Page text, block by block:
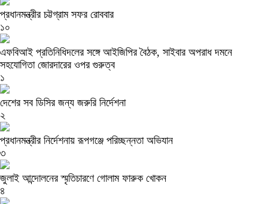
প্রধানমন্ত্রীর চট্টগ্রাম সফর রোববার
১০
এফবিআই প্রতিনিধিদলের সঙ্গে আইজিপির বৈঠক, সাইবার অপরাধ দমনে
সহযোগিতা জোরদারের ওপর গুরুত্ব
১
দেশের সব ডিসির জন্য জরুরি নির্দেশনা
২
প্রধানমন্ত্রীর নির্দেশনায় রূপগঞ্জে পরিচ্ছন্নতা অভিযান
৩
জুলাই আন্দোলনের স্মৃতিচারণে গোলাম ফারুক খোকন
৪